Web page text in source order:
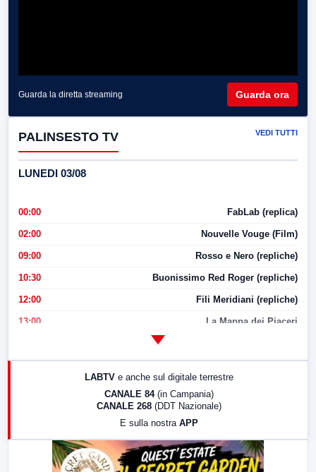
Guarda la diretta streaming Guarda ora
PALINSESTO TV VEDI TUTTI
LUNEDI 03/08
00:00 FabLab (replica)
02:00 Nouvelle Vouge (Film)
09:00 Rosso e Nero (repliche)
10:30 Buonissimo Red Roger (repliche)
12:00 Fili Meridiani (repliche)
13:00 La Mappa dei Piaceri
LabNews (replica)
LABTV e anche sul digitale terrestre
CANALE 84 (in Campania)
CANALE 268 (DDT Nazionale)
E sulla nostra APP